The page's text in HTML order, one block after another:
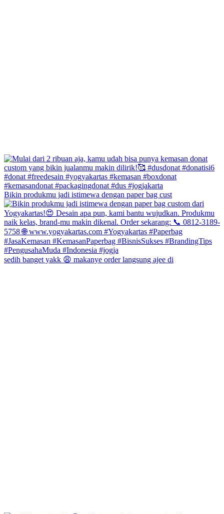
Bikin produkmu jadi istimewa dengan paper bag cust
sedih banget yakk 😩 makanye order langsung ajee di